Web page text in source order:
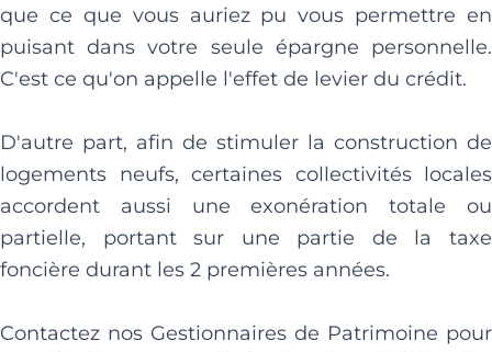
que ce que vous auriez pu vous permettre en
puisant dans votre seule épargne personnelle.
C'est ce qu'on appelle l'effet de levier du crédit.
D'autre part, afin de stimuler la construction de
logements neufs, certaines collectivités locales
accordent aussi une exonération totale ou
partielle, portant sur une partie de la taxe
foncière durant les 2 premières années.
Contactez nos Gestionnaires de Patrimoine pour